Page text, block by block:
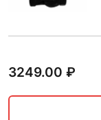
3249.00 ₽